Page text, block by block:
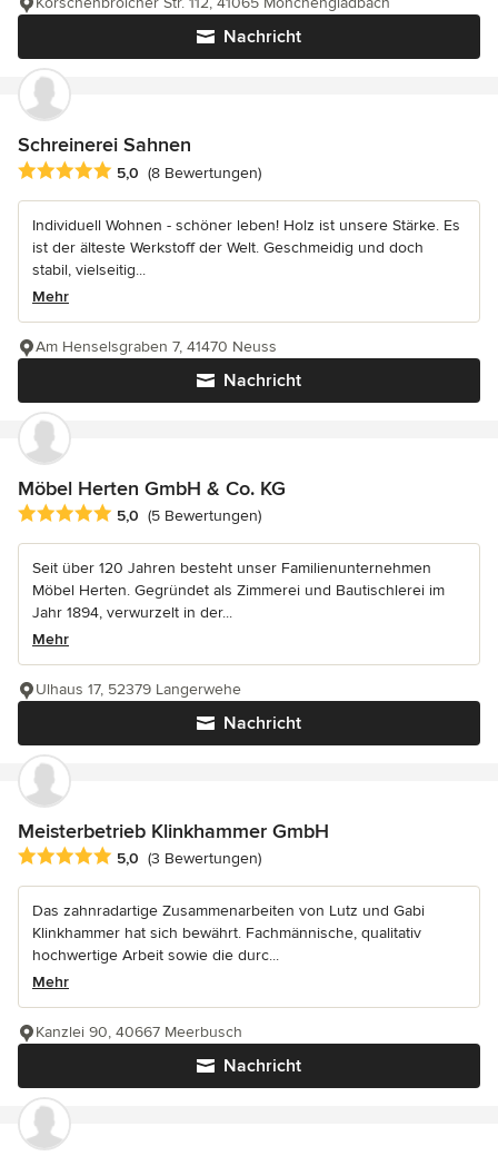
Nachricht
Schreinerei Sahnen
Durchschnittliche Bewertung: 5 von 5 Sternen
5,0 (8 Bewertungen)
Individuell Wohnen - schöner leben! Holz ist unsere Stärke. Es
ist der älteste Werkstoff der Welt. Geschmeidig und doch
stabil, vielseitig...
Mehr
Nachricht
Am Henselsgraben 7, 41470 Neuss
Möbel Herten GmbH & Co. KG
Durchschnittliche Bewertung: 5 von 5 Sternen
5,0 (5 Bewertungen)
Seit über 120 Jahren besteht unser Familienunternehmen
Möbel Herten. Gegründet als Zimmerei und Bautischlerei im
Jahr 1894, verwurzelt in der...
Mehr
Nachricht
Ulhaus 17, 52379 Langerwehe
Meisterbetrieb Klinkhammer GmbH
Durchschnittliche Bewertung: 5 von 5 Sternen
5,0 (3 Bewertungen)
Das zahnradartige Zusammenarbeiten von Lutz und Gabi
Klinkhammer hat sich bewährt. Fachmännische, qualitativ
hochwertige Arbeit sowie die durc...
Mehr
Nachricht
Kanzlei 90, 40667 Meerbusch